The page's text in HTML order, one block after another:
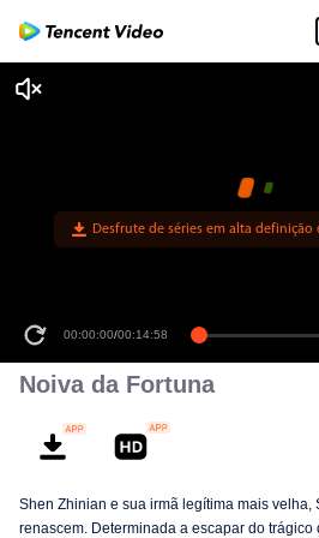
Desfrute de séries em alta
00:00:00/00:14:58
Noiva da Fortuna
Shen Zhinian e sua irmã legítima mais velha,
renascem. Determinada a escapar do